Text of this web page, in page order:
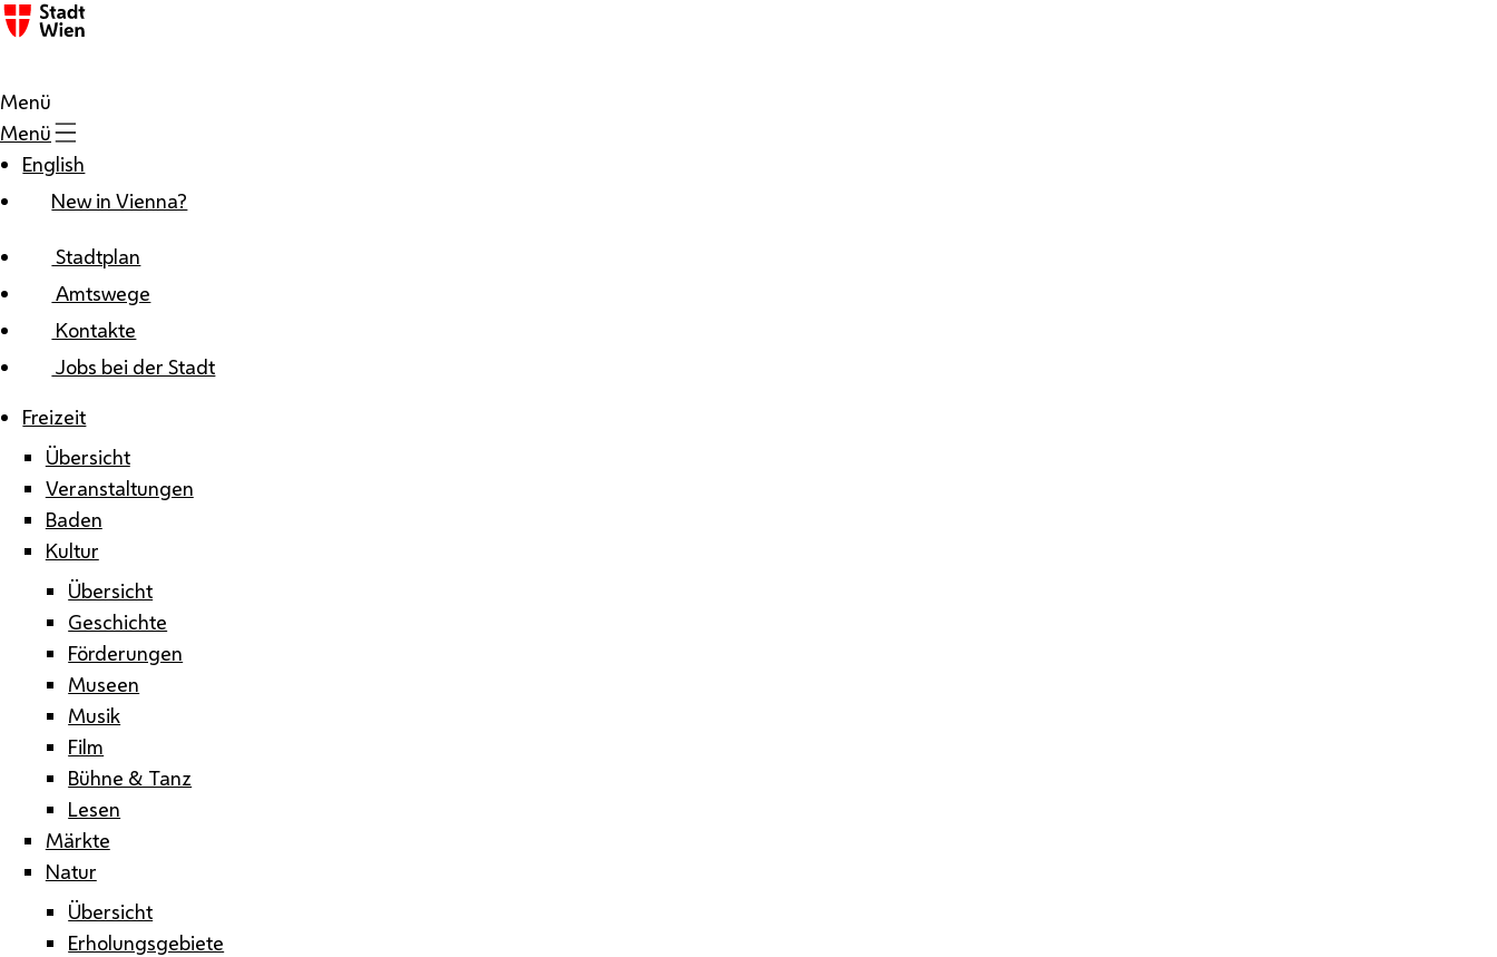
Zum Inhalt
Menü
Menü
English
New in Vienna?
Stadtplan
Amtswege
Kontakte
Jobs bei der Stadt
Freizeit
Übersicht
Veranstaltungen
Baden
Kultur
Übersicht
Geschichte
Förderungen
Museen
Musik
Film
Bühne & Tanz
Lesen
Märkte
Natur
Übersicht
Erholungsgebiete